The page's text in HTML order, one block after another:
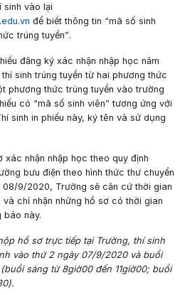
sinh vào lại
để biết thông tin “mã số sinh
trúng tuyển”.
đăng ký xác nhận nhập học năm
sinh trúng tuyển từ hai phương thức
phương thức trúng tuyển vào trường
có “mã số sinh viên” tương ứng với
sinh in phiếu này, ký tên và sử dụng
xác nhận nhập học theo quy định
bưu điện theo hình thức thư chuyển
08/9/2020, Trường sẽ căn cứ thời gian
chỉ nhận những hồ sơ có thời gian
báo này.
hồ sơ trực tiếp tại Trường, thí sinh
vào thứ 2 ngày 07/9/2020 và buổi
sáng từ 8giờ00đến 11giờ00; buổi
).